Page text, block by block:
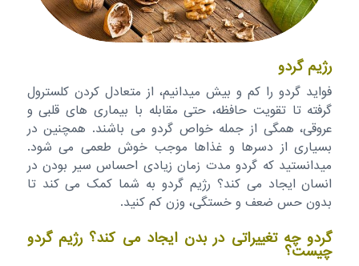
رژیم گردو
فواید گردو را کم و بیش میدانیم، از متعادل کردن کلسترول
گرفته تا تقویت حافظه، حتی مقابله با بیماری های قلبی و
عروقی، همگی از جمله خواص گردو می باشند. همچنین در
بسیاری از دسرها و غذاها موجب خوش طعمی می شود.
میدانستید که گردو مدت زمان زیادی احساس سیر بودن در
انسان ایجاد می کند؟ رژیم گردو به شما کمک می کند تا
بدون حس ضعف و خستگی، وزن کم کنید.
گردو چه تغییراتی در بدن ایجاد می کند؟ رژیم گردو
چیست؟